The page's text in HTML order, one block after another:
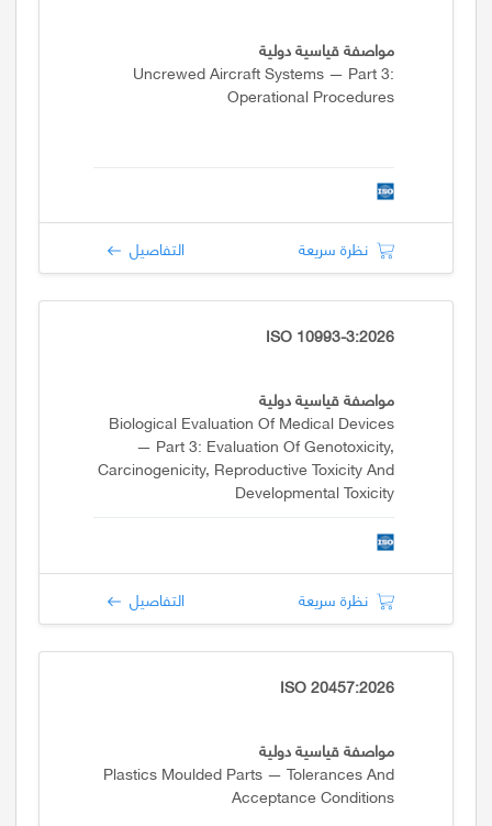
مواصفة قياسية دولية
Uncrewed Aircraft Systems — Part 3:
Operational Procedures
نظرة سريعة التفاصيل
ISO 10993-3:2026
مواصفة قياسية دولية
Biological Evaluation Of Medical Devices
— Part 3: Evaluation Of Genotoxicity,
Carcinogenicity, Reproductive Toxicity And
Developmental Toxicity
نظرة سريعة التفاصيل
ISO 20457:2026
مواصفة قياسية دولية
Plastics Moulded Parts — Tolerances And
Acceptance Conditions